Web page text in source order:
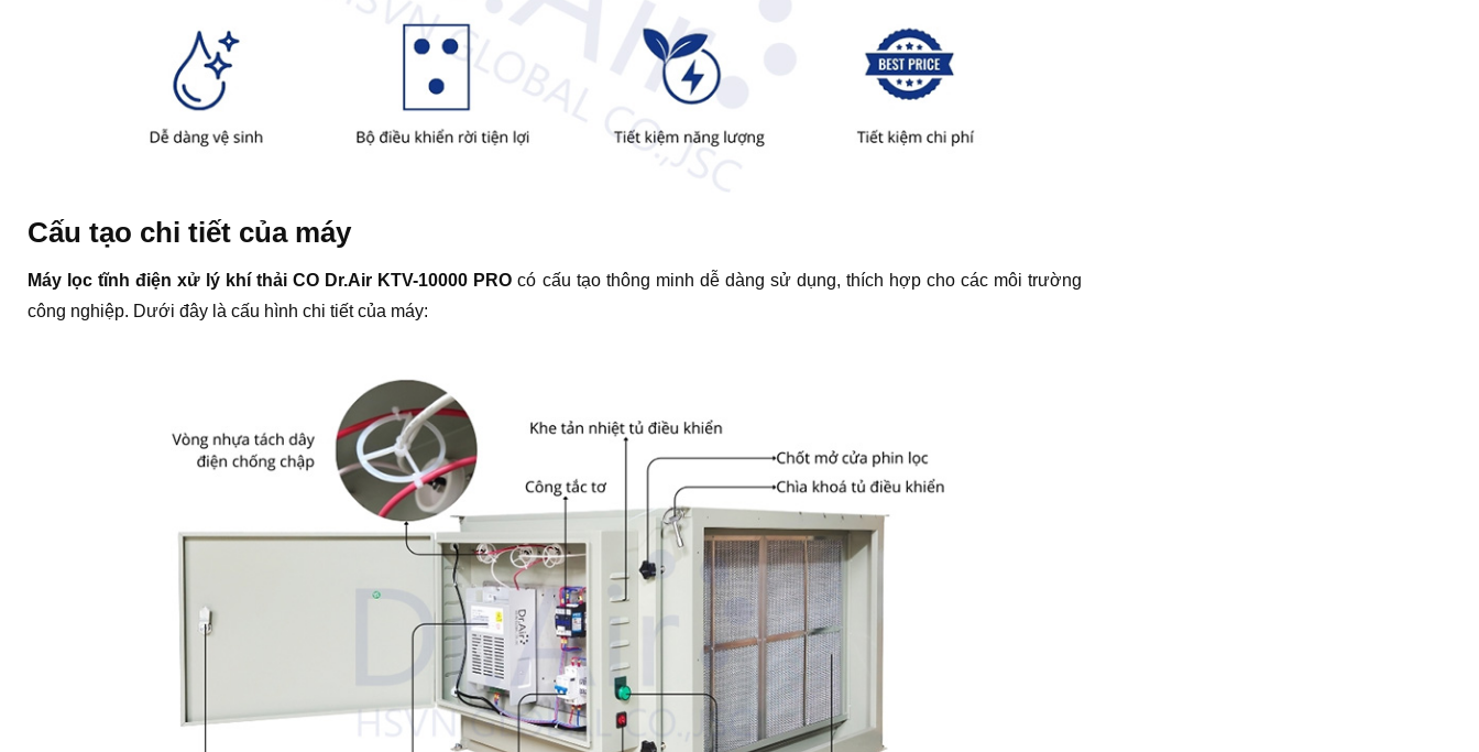
Cấu tạo chi tiết của máy
Máy lọc tĩnh điện xử lý khí thải CO Dr.Air KTV-10000 PROcó cấu tạo thông minh dễ dàng sử dụng, thích hợp cho các môi trường
công nghiệp. Dưới đây là cấu hình chi tiết của máy: